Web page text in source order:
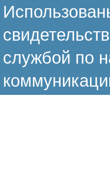
службой по